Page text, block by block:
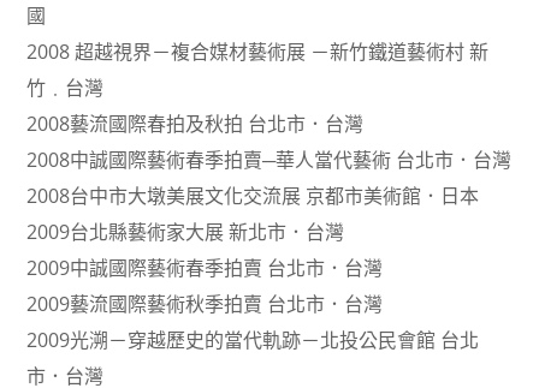
國
2008 超越視界－複合媒材藝術展 －新竹鐵道藝術村 新
竹﹒台灣
2008藝流國際春拍及秋拍 台北市．台灣
2008中誠國際藝術春季拍賣─華人當代藝術 台北市．台灣
2008台中市大墩美展文化交流展 京都市美術館．日本
2009台北縣藝術家大展 新北市．台灣
2009中誠國際藝術春季拍賣 台北市．台灣
2009藝流國際藝術秋季拍賣 台北市．台灣
2009光溯－穿越歷史的當代軌跡－北投公民會館 台北
市．台灣